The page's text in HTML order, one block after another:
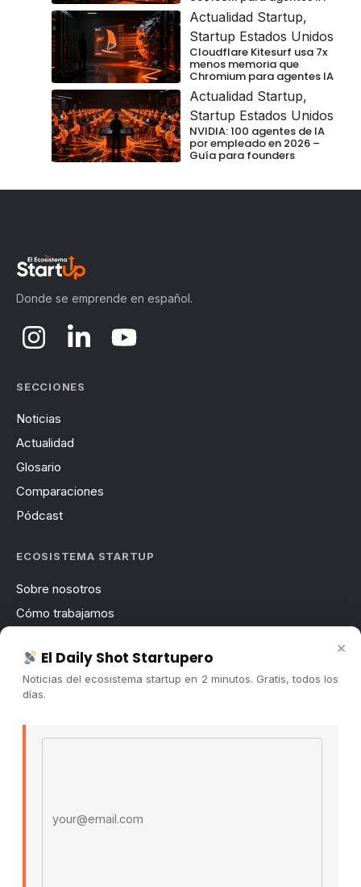
Actualidad Startup,
Startup Estados Unidos
Cloudflare Kitesurf usa 7x
menos memoria que
Chromium para agentes IA
Actualidad Startup,
Startup Estados Unidos
NVIDIA: 100 agentes de IA
por empleado en 2026 –
Guía para founders
Donde se emprende en español.
SECCIONES
Noticias
Actualidad
Glosario
Comparaciones
Pódcast
ECOSISTEMA STARTUP
Sobre nosotros
Cómo trabajamos
Contacto
Publicidad
Es La Hora de Aprender ↗
×
El Daily Shot Startupero
Noticias del ecosistema startup en 2 minutos. Gratis, todos los
días.